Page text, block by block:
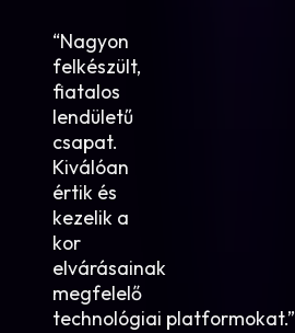
“Nagyon
felkészült,
fiatalos
lendületű
csapat.
Kiválóan
értik és
kezelik a
kor
elvárásainak
megfelelő
technológiai platformokat.”